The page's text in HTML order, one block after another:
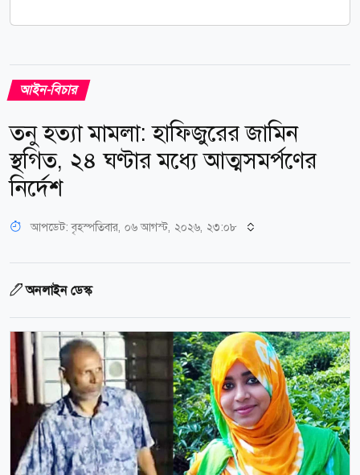
আইন-বিচার
তনু হত্যা মামলা: হাফিজুরের জামিন
স্থগিত, ২৪ ঘণ্টার মধ্যে আত্মসমর্পণের
নির্দেশ
আপডেট: বৃহস্পতিবার, ০৬ আগস্ট, ২০২৬, ২৩:০৮
অনলাইন ডেস্ক